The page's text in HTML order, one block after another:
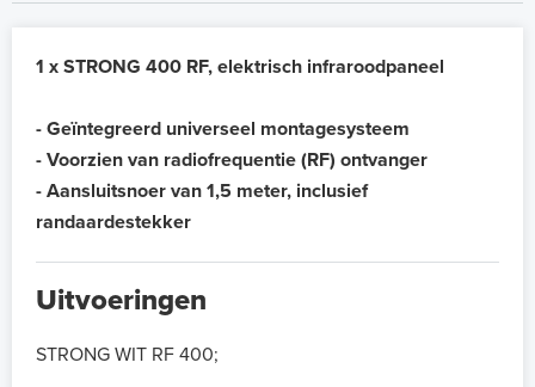
1 x STRONG 400 RF, elektrisch infraroodpaneel
- Geïntegreerd universeel montagesysteem
- Voorzien van radiofrequentie (RF) ontvanger
- Aansluitsnoer van 1,5 meter, inclusief
randaardestekker
Uitvoeringen
STRONG WIT RF 400;